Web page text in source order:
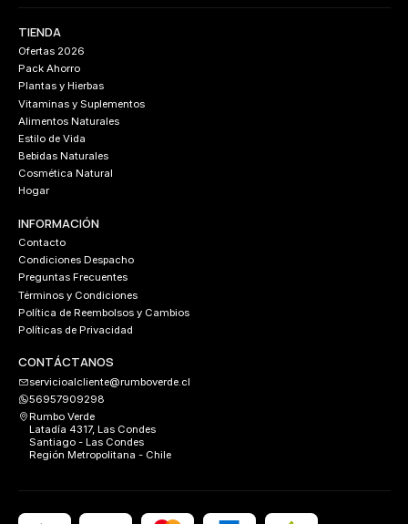
TIENDA
Ofertas 2026
Pack Ahorro
Plantas y Hierbas
Vitaminas y Suplementos
Alimentos Naturales
Estilo de Vida
Bebidas Naturales
Cosmética Natural
Hogar
INFORMACIÓN
Contacto
Condiciones Despacho
Preguntas Frecuentes
Términos y Condiciones
Política de Reembolsos y Cambios
Políticas de Privacidad
CONTÁCTANOS
servicioalcliente@rumboverde.cl
56957909298
Rumbo Verde
Latadía 4317, Las Condes
Santiago - Las Condes
Región Metropolitana - Chile